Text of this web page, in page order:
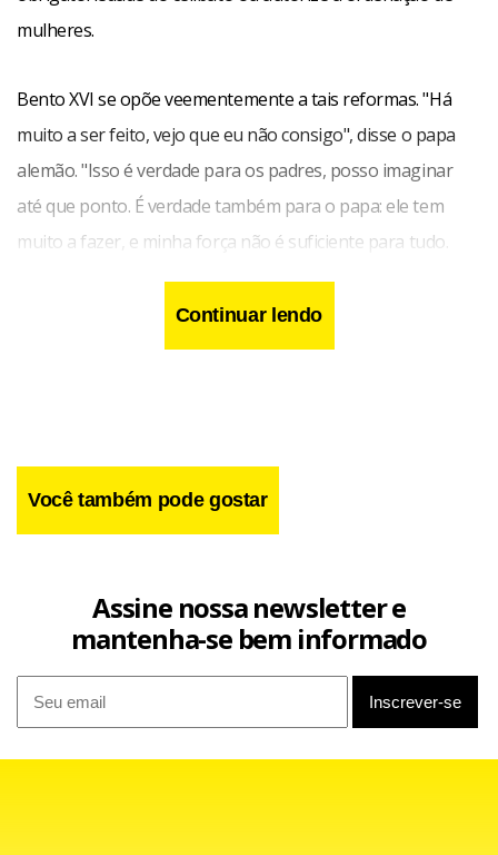
mulheres.
Bento XVI se opõe veementemente a tais reformas. "Há
muito a ser feito, vejo que eu não consigo", disse o papa
alemão. "Isso é verdade para os padres, posso imaginar
até que ponto. É verdade também para o papa: ele tem
muito a fazer, e minha força não é suficiente para tudo.
Então preciso aprender a fazer o que posso e deixar o
resto para Deus e meus colegas".
Continuar lendo
Você também pode gostar
Assine nossa newsletter e
mantenha-se bem informado